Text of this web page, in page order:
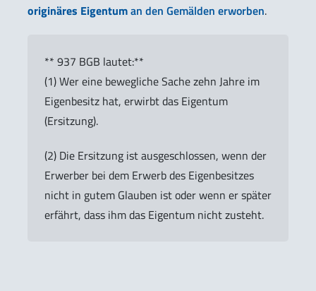
originäres Eigentuman den Gemälden erworben.
** 937 BGB lautet:**
(1) Wer eine bewegliche Sache zehn Jahre im
Eigenbesitz hat, erwirbt das Eigentum
(Ersitzung).
(2) Die Ersitzung ist ausgeschlossen, wenn der
Erwerber bei dem Erwerb des Eigenbesitzes
nicht in gutem Glauben ist oder wenn er später
erfährt, dass ihm das Eigentum nicht zusteht.